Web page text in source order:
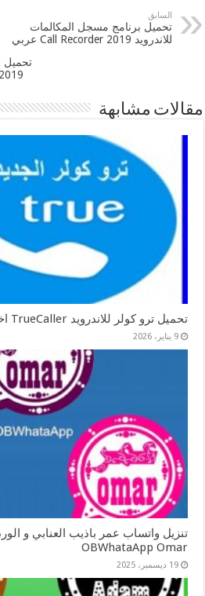
السابق
تحميل برنامج مسجل المكالمات
للاندرويد 2019 Call Recorder عربي
تحميل
2019 Periscope للبث المباشر
مقالات مشابهة
تحميل ترو كولر للاندرويد TrueCaller اخر اصدار 2026
9 يناير، 2026
OBWhataApp Omar
19 ديسمبر، 2025